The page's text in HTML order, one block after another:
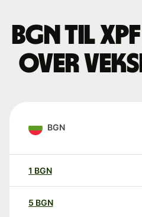
BGN til
over
BGN
1 BGN
5 BGN